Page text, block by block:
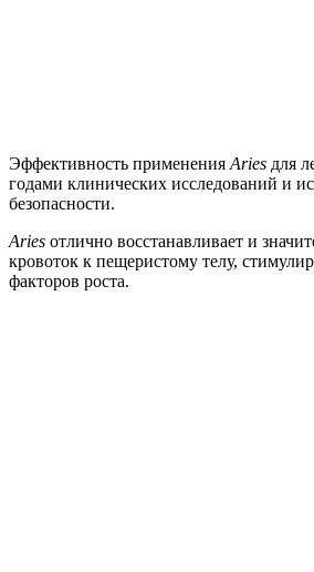
Эффективность применения Aries для
годами клинических исследований и
безопасности.
Aries отлично восстанавливает и
кровоток к пещеристому телу,
факторов роста.